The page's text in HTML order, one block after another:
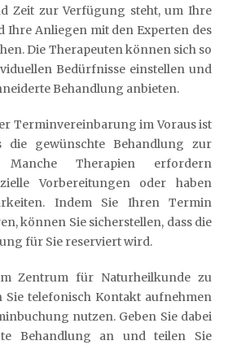
Zeit zur Verfügung steht, um Ihre
Ihre Anliegen mit den Experten des
Die Therapeuten können sich so
Bedürfnisse einstellen und
Behandlung anbieten.
Terminvereinbarung im Voraus ist
die gewünschte Behandlung zur
Therapien erfordern
Vorbereitungen oder haben
Indem Sie Ihren Termin
können Sie sicherstellen, dass die
für Sie reserviert wird.
Zentrum für Naturheilkunde zu
telefonisch Kontakt aufnehmen
nutzen. Geben Sie dabei
Behandlung an und teilen Sie